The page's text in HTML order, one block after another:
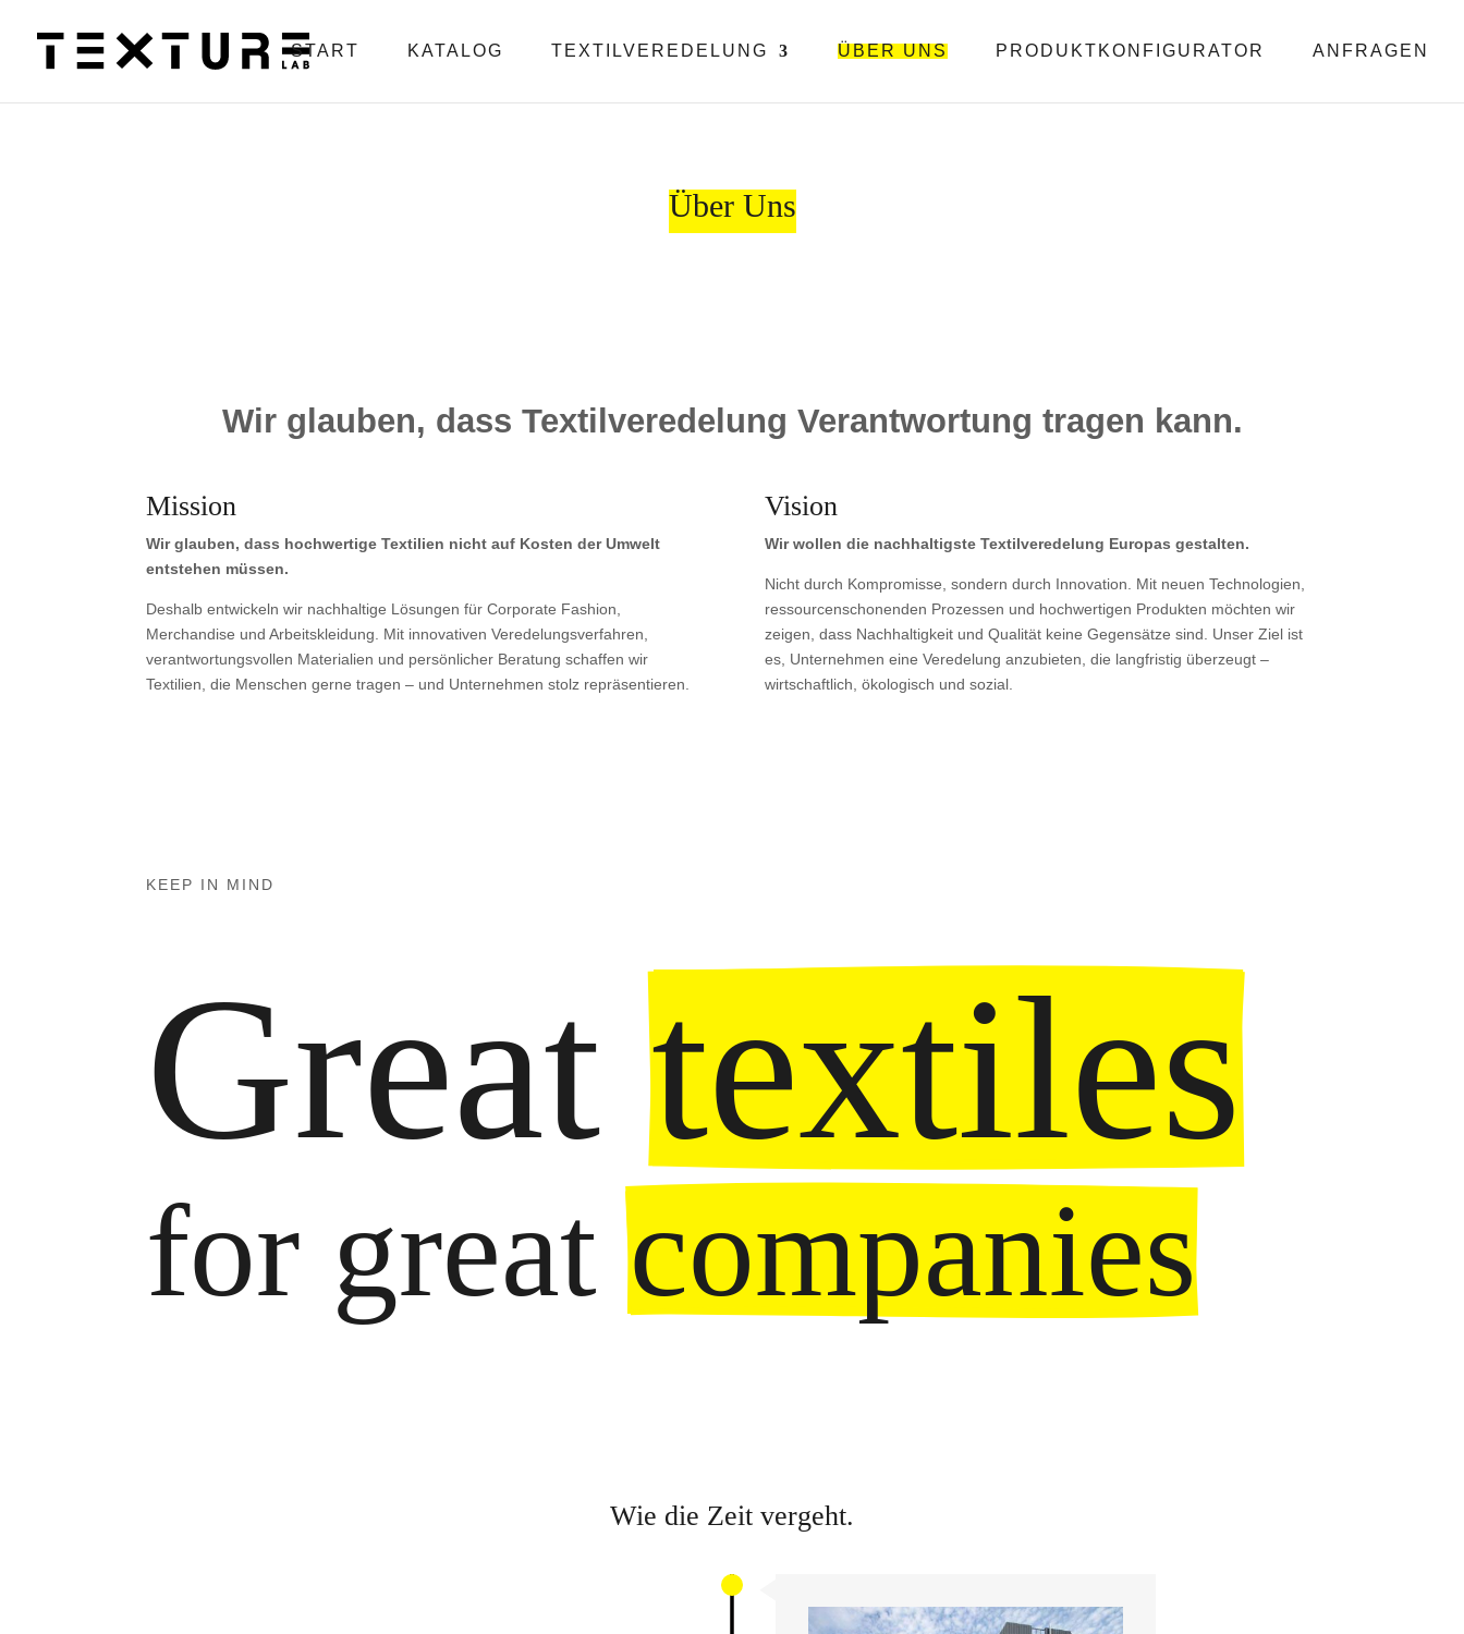
START KATALOG TEXTILVEREDELUNG ÜBER UNS PRODUKTKONFIGURATOR ANFRAGEN
Über Uns
Wir glauben, dass Textilveredelung Verantwortung tragen kann.
Mission
Wir glauben, dass hochwertige Textilien nicht auf Kosten der Umwelt
entstehen müssen.
Deshalb entwickeln wir nachhaltige Lösungen für Corporate Fashion,
Merchandise und Arbeitskleidung. Mit innovativen Veredelungsverfahren,
verantwortungsvollen Materialien und persönlicher Beratung schaffen wir
Textilien, die Menschen gerne tragen – und Unternehmen stolz repräsentieren.
Vision
Wir wollen die nachhaltigste Textilveredelung Europas gestalten.
Nicht durch Kompromisse, sondern durch Innovation. Mit neuen Technologien,
ressourcenschonenden Prozessen und hochwertigen Produkten möchten wir
zeigen, dass Nachhaltigkeit und Qualität keine Gegensätze sind. Unser Ziel ist
es, Unternehmen eine Veredelung anzubieten, die langfristig überzeugt –
wirtschaftlich, ökologisch und sozial.
KEEP IN MIND
Great textiles
for great companies
Wie die Zeit vergeht.